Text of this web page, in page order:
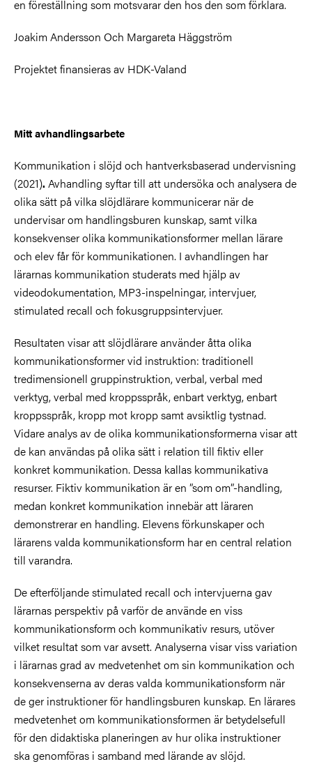
en föreställning som motsvarar den hos den som förklara.
Joakim Andersson Och Margareta Häggström
Projektet finansieras av HDK-Valand
Mitt avhandlingsarbete
Kommunikation i slöjd och hantverksbaserad undervisning
(2021). Avhandling syftar till att undersöka och analysera de
olika sätt på vilka slöjdlärare kommunicerar när de
undervisar om handlingsburen kunskap, samt vilka
konsekvenser olika kommunikationsformer mellan lärare
och elev får för kommunikationen. I avhandlingen har
lärarnas kommunikation studerats med hjälp av
videodokumentation, MP3-inspelningar, intervjuer,
stimulated recall och fokusgruppsintervjuer.
Resultaten visar att slöjdlärare använder åtta olika
kommunikationsformer vid instruktion: traditionell
tredimensionell gruppinstruktion, verbal, verbal med
verktyg, verbal med kroppsspråk, enbart verktyg, enbart
kroppsspråk, kropp mot kropp samt avsiktlig tystnad.
Vidare analys av de olika kommunikationsformerna visar att
de kan användas på olika sätt i relation till fiktiv eller
konkret kommunikation. Dessa kallas kommunikativa
resurser. Fiktiv kommunikation är en ”som om”-handling,
medan konkret kommunikation innebär att läraren
demonstrerar en handling. Elevens förkunskaper och
lärarens valda kommunikationsform har en central relation
till varandra.
De efterföljande stimulated recall och intervjuerna gav
lärarnas perspektiv på varför de använde en viss
kommunikationsform och kommunikativ resurs, utöver
vilket resultat som var avsett. Analyserna visar viss variation
i lärarnas grad av medvetenhet om sin kommunikation och
konsekvenserna av deras valda kommunikationsform när
de ger instruktioner för handlingsburen kunskap. En lärares
medvetenhet om kommunikationsformen är betydelsefull
för den didaktiska planeringen av hur olika instruktioner
ska genomföras i samband med lärande av slöjd.